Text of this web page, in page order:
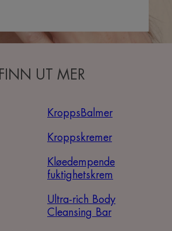
FINN UT MER
KroppsBalmer
Kroppskremer
Kløedempende
fuktighetskrem
Ultra-rich Body
Cleansing Bar